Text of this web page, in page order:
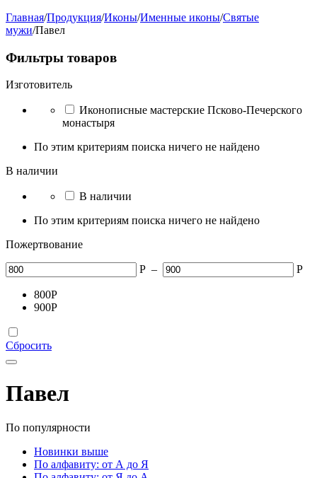
Главная/Продукция/Иконы/Именные иконы/Святые
мужи/Павел
Фильтры товаров
Изготовитель
Иконописные мастерские Псково-Печерского
монастыря
По этим критериям поиска ничего не найдено
В наличии
В наличии
По этим критериям поиска ничего не найдено
Пожертвование
Р – Р
800Р
900Р
Сбросить
Павел
По популярности
Новинки выше
По алфавиту: от А до Я